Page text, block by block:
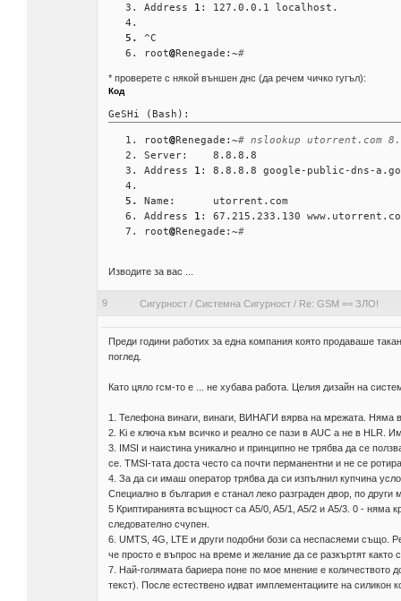
Address
1 : 127.0.0.1 localhost.
^C
root@Renegade:~#
* проверете с някой външен днс (да речем чичко гугъл):
Код
GeSHi (Bash):
root@Renegade:~# nslookup utorrent.com
Server:    8.8.8.8
Address
1 : 8.8.8.8 google-public-dns-
Name:      utorrent.com
Address
1 : 67.215.233.130
root@Renegade:~#
Изводите за вас ...
9 Сигурност/ Системна Сигурност/ Re: GSM == ЗЛО!
Преди години работих за една компания която продаваше
поглед.
Като цяло гсм-то е ... не хубава работа. Целия дизайн на
1. Телефона винаги, винаги, ВИНАГИ вярва на мрежата. Няма
2. Ki е ключа към всичко и реално се пази в AUC а не в HLR.
3. IMSI и наистина уникално и принципно не трябва да се
се. TMSI-тата доста често са почти перманентни и не се
4. За да си имаш оператор трябва да си изпълнил купчина
Специално в българия е станал леко разграден двор, по други
5 Криптиранията всъщност са A5/0, A5/1, A5/2 и A5/3. 0 - няма
следователно счупен.
6. UMTS, 4G, LTE и други подобни бози са неспасяеми също.
че просто е въпрос на време и желание да се разкъртят както
7. Най-голямата бариера поне по мое мнение е количеството
текст). После естествено идват имплементациите на силикон